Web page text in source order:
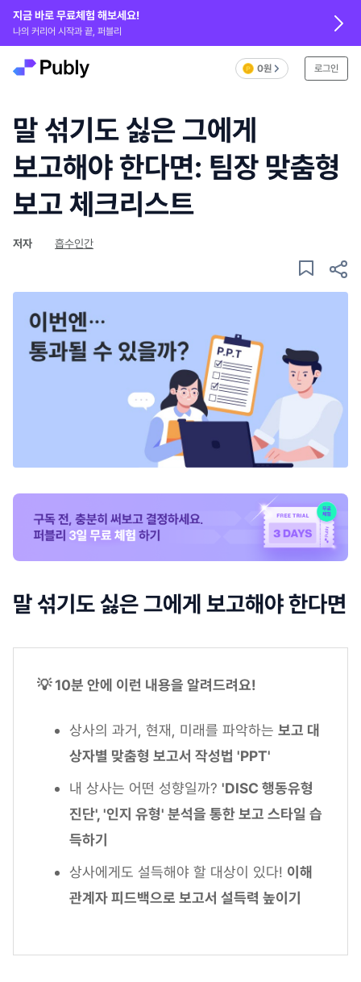
지금 바로 무료체험 해보세요!
나의 커리어 시작과 끝, 퍼블리
0원 로그인
말 섞기도 싫은 그에게
보고해야 한다면: 팀장 맞춤형
보고 체크리스트
저자 흡수인간
말 섞기도 싫은 그에게 보고해야 한다면
💡 10분 안에 이런 내용을 알려드려요!
상사의 과거, 현재, 미래를 파악하는 보고 대
상자별 맞춤형 보고서 작성법 'PPT'
내 상사는 어떤 성향일까? 'DISC 행동유형
진단', '인지 유형' 분석을 통한 보고 스타일 습
득하기
상사에게도 설득해야 할 대상이 있다! 이해
관계자 피드백으로 보고서 설득력 높이기